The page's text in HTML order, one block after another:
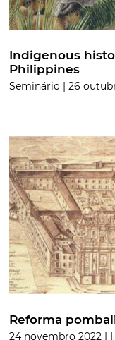
Indigenous
Philippines
Seminário | 26
Reforma
24 novembro 2022 |